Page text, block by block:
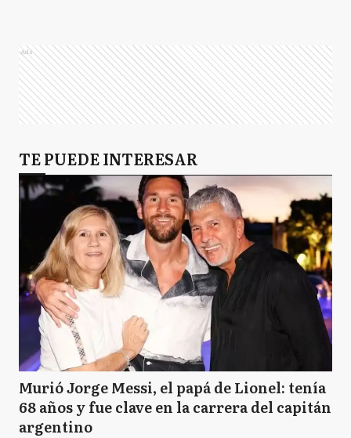
Ads
TE PUEDE INTERESAR
Murió Jorge Messi, el papá de Lionel: tenía
68 años y fue clave en la carrera del capitán
argentino